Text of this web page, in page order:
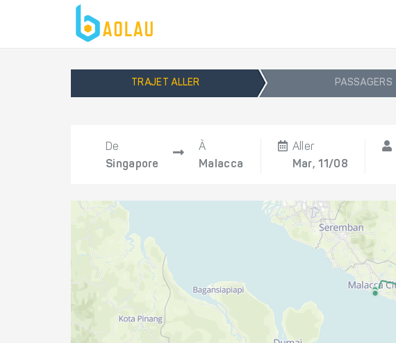
TRAJET ALLER PASSAGERS
De
Singapore
À
Malacca
Aller
Mar, 11/08